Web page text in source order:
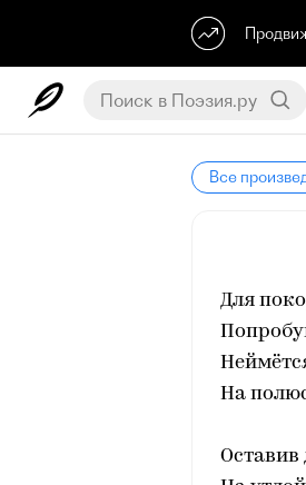
Все
Для
На